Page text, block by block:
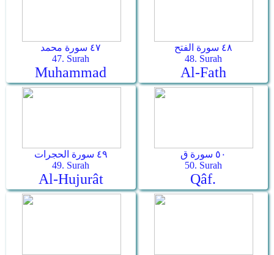
٤٧ سورة محمد
47. Surah
Muhammad
٤٨ سورة الفتح
48. Surah
Al-Fath
٤٩ سورة الحجرات
49. Surah
Al-Hujurât
٥٠ سورة ق
50. Surah
Qâf.